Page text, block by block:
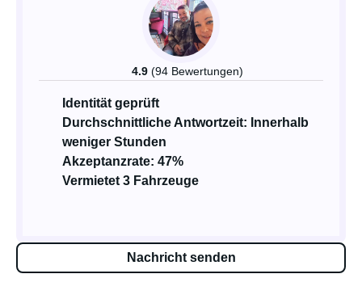
4.9 (94 Bewertungen)
Identität geprüft
Durchschnittliche Antwortzeit: Innerhalb
weniger Stunden
Akzeptanzrate: 47%
Vermietet 3 Fahrzeuge
Nachricht senden